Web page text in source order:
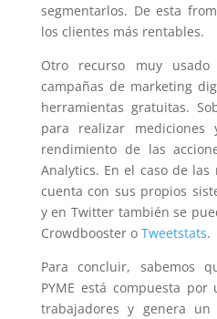
segmentarlos. De esta
los clientes más rentables.
Otro recurso muy
campañas de marketing
herramientas gratuitas.
para realizar
rendimiento de las
Analytics. En el caso de las
cuenta con sus propios
y en Twitter también se
Crowdbooster o Tweetstats.
Para concluir, sabemos
PYME está compuesta
trabajadores y genera